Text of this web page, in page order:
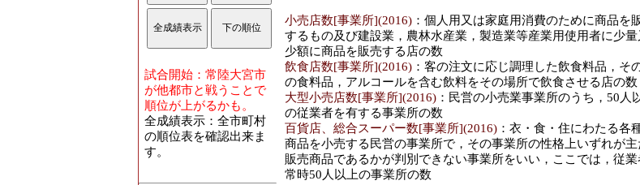
際に使用する売場の延床面積
機械器具･年間商品販売額[百万円](2016)：「自動車、自転車、機
器具小売業」 の事業所における有体商品の年間販売総額
機械器具･事業所数(2016) ：「自動車、自転車、機械器具小売業
営む事業所の数
機械器具･従業員数[人](2016)：「自動車、自転車、機械器具小売
業」 の業務に従事している人数
機械器具･売り場面積[㎡](2016)：「自動車、自転車、機械器具小
業」 の商品を販売用に実際に使用する売場の延床面積
その他･年間商品販売額[百万円](2016)：「その他小売業(家具・
具・畳、じゅう器、医薬品・化粧品、農耕用品、燃料、書籍・文
小売店数[事業所](2016) ：個人用又は家庭用消費のために商品を
するもの及び建設業，農林水産業，製造業等産業用使用者に少量
少額に商品を販売する店の数
飲食店数[事業所](2016) ：客の注文に応じ調理した飲食料品，そ
の食料品，アルコールを含む飲料をその場所で飲食させる店の数
大型小売店数[事業所](2016) ：民営の小売業事業所のうち，50人
の従業者を有する事業所の数
百貨店、総合スーパー数[事業所](2016) ：衣・食・住にわたる各
商品を小売する民営の事業所で，その事業所の性格上いずれが主
販売商品であるかが判別できない事業所をいい，ここでは，従
常時50人以上の事業所の数
試合開始：常陸大宮市
が他都市と戦うことで
順位が上がるかも。
全成績表示：全市町村
の順位表を確認出来ま
す。